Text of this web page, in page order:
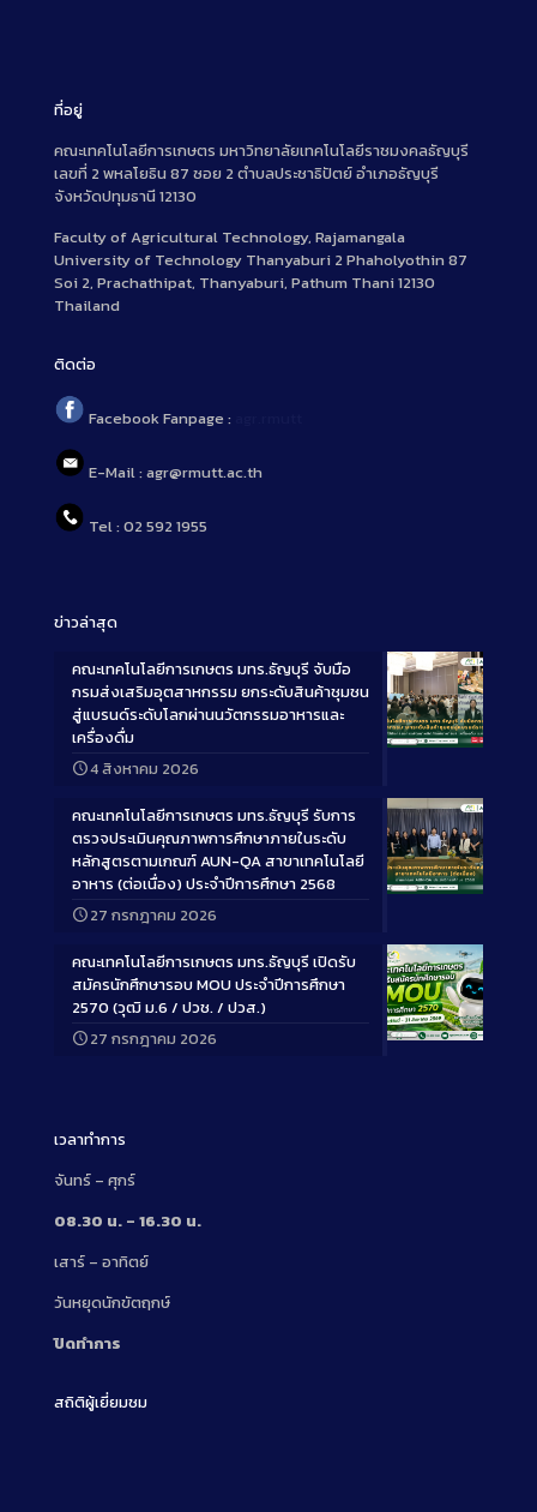
ที่อยู่
คณะเทคโนโลยีการเกษตร มหาวิทยาลัยเทคโนโลยีราชมงคลธัญบุรี
เลขที่ 2 พหลโยธิน 87 ซอย 2 ตำบลประชาธิปัตย์ อำเภอธัญบุรี
จังหวัดปทุมธานี 12130
Faculty of Agricultural Technology, Rajamangala
University of Technology Thanyaburi 2 Phaholyothin 87
Soi 2, Prachathipat, Thanyaburi, Pathum Thani 12130
Thailand
ติดต่อ
Facebook Fanpage :
E-Mail : agr@rmutt.ac.th
Tel : 02 592 1955
ข่าวล่าสุด
Long
คณะเทคโนโลยีการเกษตร มทร.ธัญบุรี จับมือ
กรมส่งเสริมอุตสาหกรรม ยกระดับสินค้าชุมชน
สู่แบรนด์ระดับโลกผ่านนวัตกรรมอาหารและ
เครื่องดื่ม
4 สิงหาคม 2026
Long
คณะเทคโนโลยีการเกษตร มทร.ธัญบุรี รับการ
ตรวจประเมินคุณภาพการศึกษาภายในระดับ
หลักสูตรตามเกณฑ์ AUN-QA สาขาเทคโนโลยี
อาหาร (ต่อเนื่อง) ประจำปีการศึกษา 2568
27 กรกฎาคม 2026
Long
คณะเทคโนโลยีการเกษตร มทร.ธัญบุรี เปิดรับ
สมัครนักศึกษารอบ MOU ประจำปีการศึกษา
2570 (วุฒิ ม.6 / ปวช. / ปวส.)
27 กรกฎาคม 2026
เวลาทำการ
จันทร์ – ศุกร์
08.30 น. – 16.30 น.
เสาร์ – อาทิตย์
วันหยุดนักขัตฤกษ์
ปิดทำการ
สถิติผู้เยี่ยมชม